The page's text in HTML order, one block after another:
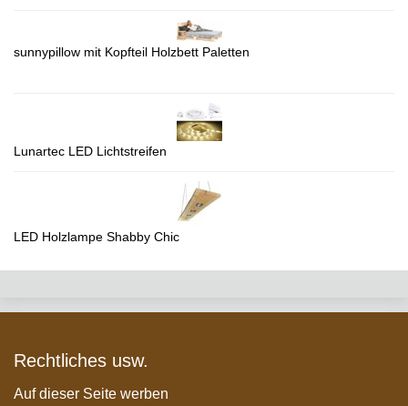
sunnypillow mit Kopfteil Holzbett Paletten
Lunartec LED Lichtstreifen
LED Holzlampe Shabby Chic
Rechtliches usw.
Auf dieser Seite werben